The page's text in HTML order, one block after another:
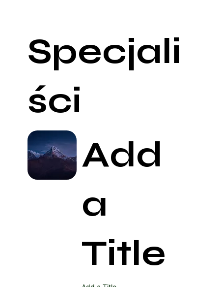
Specjali
ści
Add
a
Title